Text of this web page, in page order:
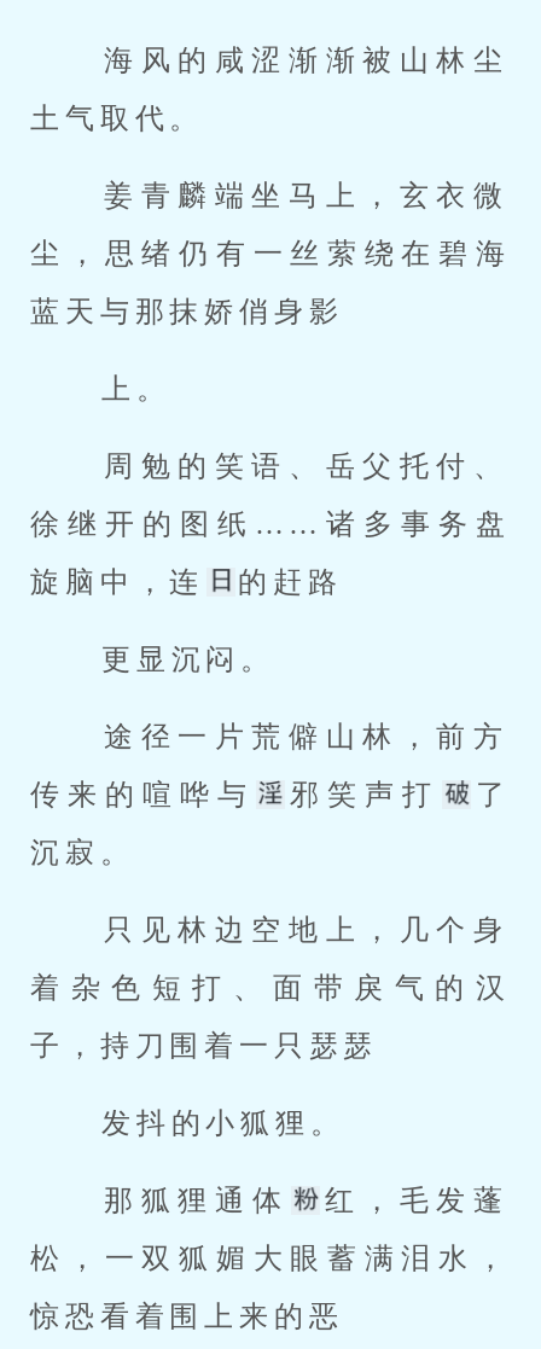
土气取代。
尘，思绪仍有一丝萦绕在碧海
蓝天与那抹娇俏身影
上。
徐继开的图纸……诸多事务盘
旋脑中，连
的赶路
更显沉闷。
传来的喧哗与
邪笑声打
了
沉寂。
着杂色短打、面带戾气的汉
子，持刀围着一只瑟瑟
发抖的小狐狸。
那狐狸通体
红，毛发蓬
松，一双狐媚大眼蓄满泪水，
惊恐看着围上来的恶